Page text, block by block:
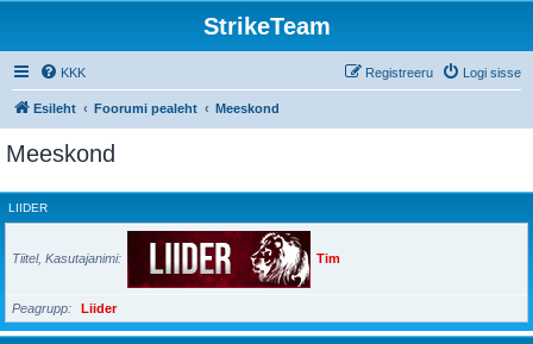
StrikeTeam
KKK Logi sisse
Registreeru
Esileht Foorumi pealeht Meeskond
Meeskond
LIIDER
Tiitel, Kasutajanimi Tim
Peagrupp Liider